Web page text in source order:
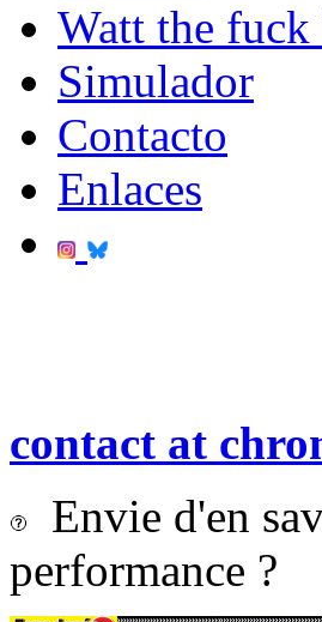
Watt the fuck
Simulador
Contacto
Enlaces
contact at
Envie d'en
performance ?